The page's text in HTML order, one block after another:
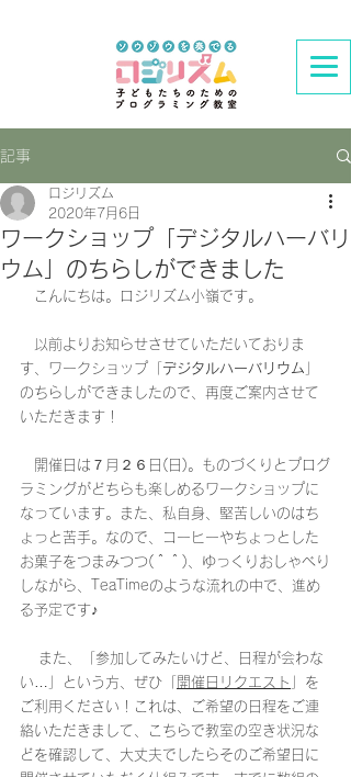
記事
ワークショップ「デジタルハーバリ
ウム」のちらしができました
ロジリズム
2020年7月6日
こんにちは。ロジリズム小嶺です。
以前よりお知らせさせていただいておりま
す、ワークショップ「 デジタルハーバリウム
のちらしができましたので、再度ご案内させて
いただきます！
開催日は７月２６日(日)。ものづくりとプログ
ラミングがどちらも楽しめるワークショップに
なっています。また、私自身、堅苦しいのはち
ょっと苦手。なので、コーヒーやちょっとした
お菓子をつまみつつ(＾＾)、ゆっくりおしゃべり
しながら、TeaTimeのような流れの中で、進め
る予定です♪
また、「参加してみたいけど、日程が会わな
い…」という方、ぜひ「 開催日リクエスト
」を
ご利用ください！これは、ご希望の日程をご連
絡いただきまして、こちらで教室の空き状況な
どを確認して、大丈夫でしたらそのご希望日に